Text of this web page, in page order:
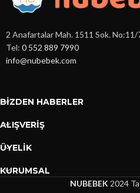
2 Anafartalar Mah. 1511 Sok.
Tel: 0 552 889 7990
info@nubebek.com
BIZDEN HABERLER
ALIŞVERİŞ
ÜYELİK
KURUMSAL
NUBEBEK 2024